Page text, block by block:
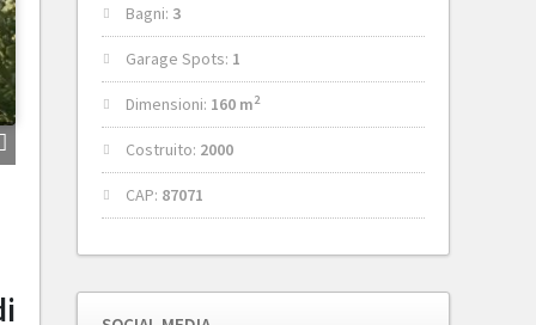
Bagni: 3
Garage Spots: 1
Dimensioni: 160 m2
Costruito: 2000
CAP: 87071